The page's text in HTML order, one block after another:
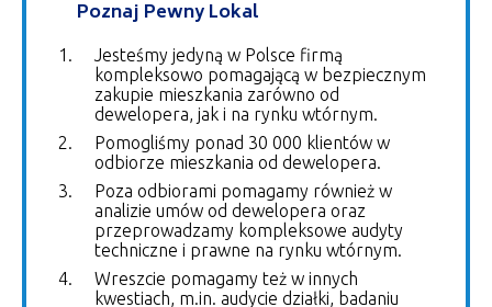
Poznaj Pewny Lokal
Jesteśmy jedyną w Polsce firmą
kompleksowo pomagającą w bezpiecznym
zakupie mieszkania zarówno od
dewelopera, jak i na rynku wtórnym.
Pomogliśmy ponad 30 000 klientów w
odbiorze mieszkania od dewelopera.
Poza odbiorami pomagamy również w
analizie umów od dewelopera oraz
przeprowadzamy kompleksowe audyty
techniczne i prawne na rynku wtórnym.
Wreszcie pomagamy też w innych
kwestiach, m.in. audycie działki, badaniu